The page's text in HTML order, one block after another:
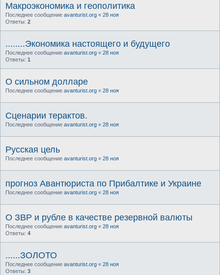
Макроэкономика и геополитика
Последнее сообщение avanturist.org « 28 ноя
Ответы: 2
........Экономика настоящего и будущего
Последнее сообщение avanturist.org « 28 ноя
Ответы: 1
О сильном долларе
Последнее сообщение avanturist.org « 28 ноя
Сценарии терактов.
Последнее сообщение avanturist.org « 28 ноя
Русская цель
Последнее сообщение avanturist.org « 28 ноя
прогноз Авантюриста по Прибалтике и Украине
Последнее сообщение avanturist.org « 28 ноя
О ЗВР и рубле в качестве резервной валюты
Последнее сообщение avanturist.org « 28 ноя
Ответы: 4
......ЗОЛОТО
Последнее сообщение avanturist.org « 28 ноя
Ответы: 3